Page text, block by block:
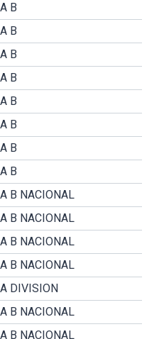
B
B
B
B
B
B
B
B
B NACIONAL
B NACIONAL
B NACIONAL
B NACIONAL
DIVISION
B NACIONAL
B NACIONAL